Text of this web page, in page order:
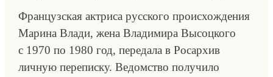
Французская актриса русского происхождения
Марина Влади, жена Владимира Высоцкого
с 1970 по 1980 год, передала в Росархив
личную переписку. Ведомство получило